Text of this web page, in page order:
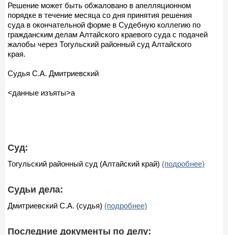
Решение может быть обжаловано в апелляционном
порядке в течение месяца со дня принятия решения
суда в окончательной форме в Судебную коллегию по
гражданским делам Алтайского краевого суда с подачей
жалобы через Тогульский районный суд Алтайского
края.
Судья С.А. Дмитриевский
<данные изъяты>а
Суд:
Тогульский районный суд (Алтайский край) (подробнее)
Судьи дела:
Дмитриевский С.А. (судья) (подробнее)
Последние документы по делу: